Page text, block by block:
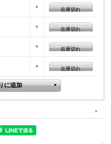
× 在庫切れ
× 在庫切れ
× 在庫切れ
× 在庫切れ